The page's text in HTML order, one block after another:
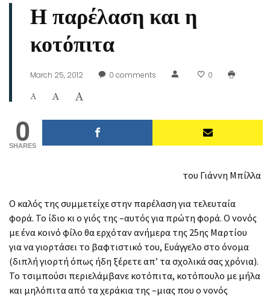
Η παρέλαση και η
κοτόπιτα
March 25, 2012 0 comments 0
0
SHARES
του Γιάννη Μπίλλα
Ο καλός της συμμετείχε στην παρέλαση για τελευταία
φορά. Το ίδιο κι ο γιός της –αυτός για πρώτη φορά. Ο νονός
με ένα κοινό φίλο θα ερχόταν ανήμερα της 25ης Μαρτίου
για να γιορτάσει το βαφτιστικό του, Ευάγγελο στο όνομα
(διπλή γιορτή όπως ήδη ξέρετε απ’ τα σχολικά σας χρόνια).
Το τσιμπούσι περιελάμβανε κοτόπιτα, κοτόπουλο με μήλα
και μηλόπιτα από τα χεράκια της –μιας που ο νονός